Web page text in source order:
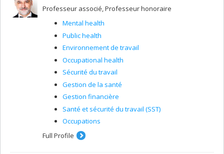
Professeur associé, Professeur honoraire
Mental health
Public health
Environnement de travail
Occupational health
Sécurité du travail
Gestion de la santé
Gestion financière
Santé et sécurité du travail (SST)
Occupations
Full Profile